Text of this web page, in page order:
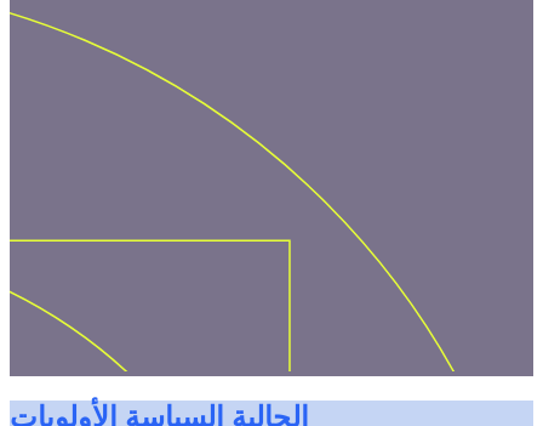
الحالية السياسة الأولويات